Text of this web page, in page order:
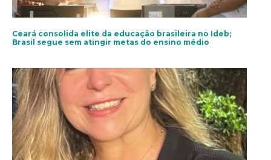
Ceará consolida elite da educação brasileira no Ideb;
Brasil segue sem atingir metas do ensino médio